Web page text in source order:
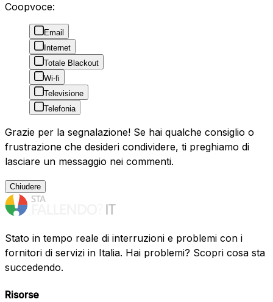
Coopvoce:
Email
Internet
Totale Blackout
Wi-fi
Televisione
Telefonia
Grazie per la segnalazione! Se hai qualche consiglio o
frustrazione che desideri condividere, ti preghiamo di
lasciare un messaggio nei commenti.
Chiudere
Stato in tempo reale di interruzioni e problemi con i
fornitori di servizi in Italia. Hai problemi? Scopri cosa sta
succedendo.
Risorse